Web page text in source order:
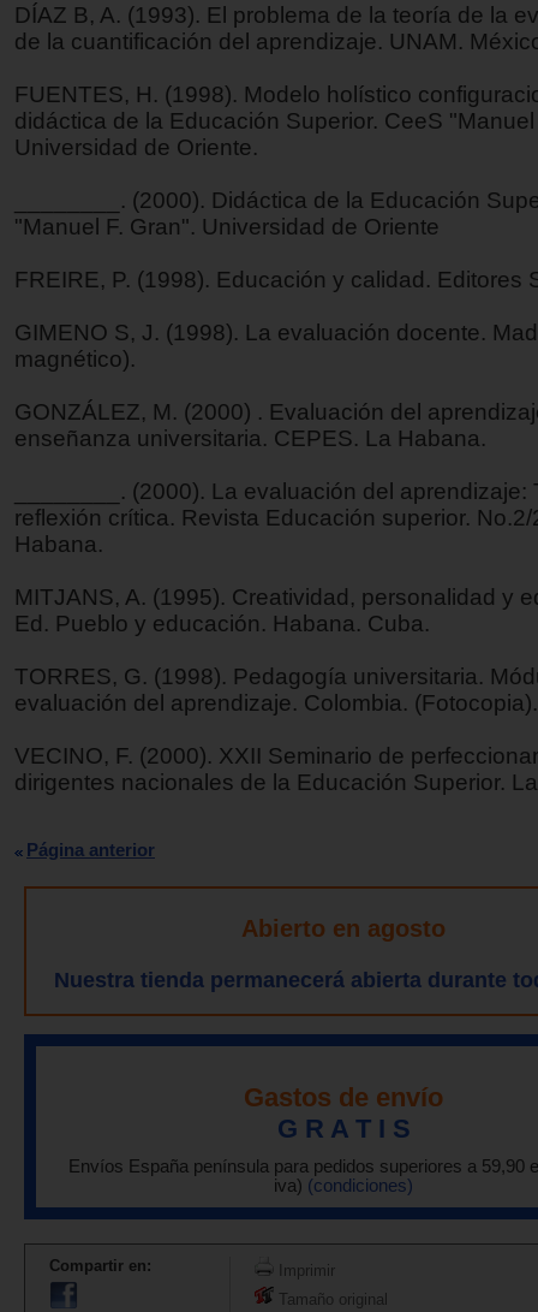
DÍAZ B, A. (1993). El problema de la teoría de la
de la cuantificación del aprendizaje. UNAM.
FUENTES, H. (1998). Modelo holístico
didáctica de la Educación Superior. CeeS "Manuel
Universidad de Oriente.
________. (2000). Didáctica de la Educación
"Manuel F. Gran". Universidad de Oriente
FREIRE, P. (1998). Educación y calidad. Editores
GIMENO S, J. (1998). La evaluación docente.
magnético).
GONZÁLEZ, M. (2000) . Evaluación del
enseñanza universitaria. CEPES. La Habana.
________. (2000). La evaluación del aprendizaje:
reflexión crítica. Revista Educación superior.
Habana.
MITJANS, A. (1995). Creatividad, personalidad y
Ed. Pueblo y educación. Habana. Cuba.
TORRES, G. (1998). Pedagogía universitaria.
evaluación del aprendizaje. Colombia. (Fotocopia).
VECINO, F. (2000). XXII Seminario de
dirigentes nacionales de la Educación Superior.
Página anterior
Abierto en agosto
Nuestra tienda permanecerá abierta durante
Gastos de envío
G R A T I S
Envíos España península para pedidos superiores a 59,90
iva) (condiciones)
Compartir en:
Imprimir
Tamaño original